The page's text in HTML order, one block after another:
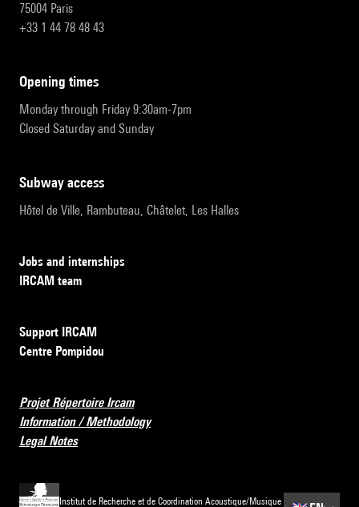
75004 Paris
+33 1 44 78 48 43
opening times
Monday through Friday 9:30am-7pm
Closed Saturday and Sunday
subway access
Hôtel de Ville, Rambuteau, Châtelet, Les Halles
Jobs and internships
IRCAM team
Support IRCAM
Centre Pompidou
Projet Répertoire Ircam
Information / Methodology
Legal Notes
Institut de Recherche et de Coordination Acoustique/Musique